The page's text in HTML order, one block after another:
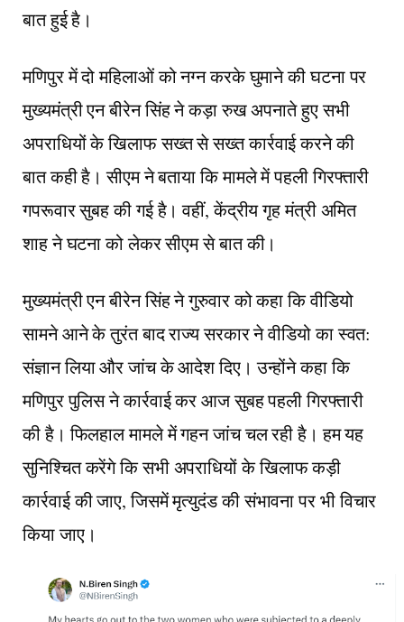
बात हुई है।
मणिपुर में दो महिलाओं को नग्न करके घुमाने की घटना पर
मुख्यमंत्री एन बीरेन सिंह ने कड़ा रुख अपनाते हुए सभी
अपराधियों के खिलाफ सख्त से सख्त कार्रवाई करने की
बात कही है। सीएम ने बताया कि मामले में पहली गिरफ्तारी
गपरूवार सुबह की गई है। वहीं, केंद्रीय गृह मंत्री अमित
शाह ने घटना को लेकर सीएम से बात की।
मुख्यमंत्री एन बीरेन सिंह ने गुरुवार को कहा कि वीडियो
सामने आने के तुरंत बाद राज्य सरकार ने वीडियो का स्वत:
संज्ञान लिया और जांच के आदेश दिए। उन्होंने कहा कि
मणिपुर पुलिस ने कार्रवाई कर आज सुबह पहली गिरफ्तारी
की है। फिलहाल मामले में गहन जांच चल रही है। हम यह
सुनिश्चित करेंगे कि सभी अपराधियों के खिलाफ कड़ी
कार्रवाई की जाए, जिसमें मृत्युदंड की संभावना पर भी विचार
किया जाए।